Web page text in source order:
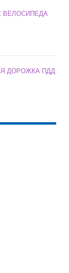
ВЕЛОСИПЕДА
ДОРОЖКА ПДД